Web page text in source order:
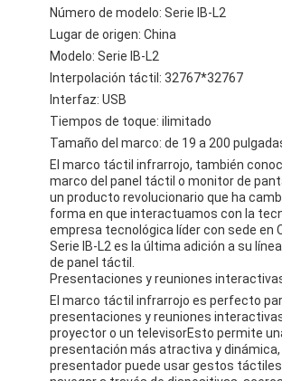
Número de modelo: Serie IB-L2
Lugar de origen: China
Modelo: Serie IB-L2
Interpolación táctil: 32767*32767
Interfaz: USB
Tiempos de toque: ilimitado
Tamaño del marco: de 19 a 200
El marco táctil infrarrojo, también
marco del panel táctil o monitor de
un producto revolucionario que ha
forma en que interactuamos con la
empresa tecnológica líder con sede en
Serie IB-L2 es la última adición a su
de panel táctil.
Presentaciones y reuniones
El marco táctil infrarrojo es perfecto
presentaciones y reuniones
proyector o un televisorEsto permite
presentación más atractiva y dinámica,
presentador puede usar gestos